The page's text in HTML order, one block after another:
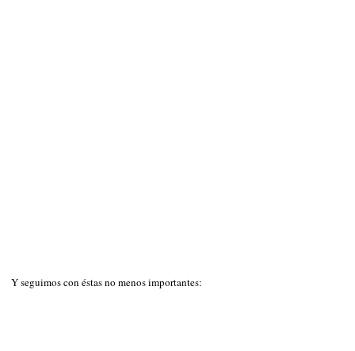
Y seguimos con éstas no menos importantes: